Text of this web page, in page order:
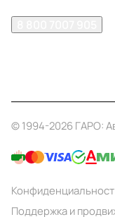
© 1994-2026 ГАРО:
Поддержка и